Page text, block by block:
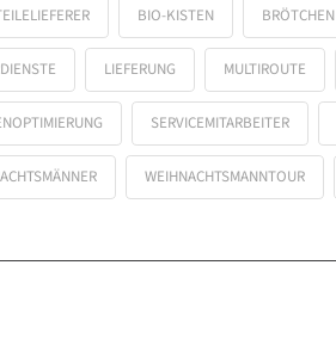
BIO-KISTEN BRÖTCHEN
LIEFERUNG MULTIROUTE
SERVICEMITARBEITER
WEIHNACHTSMANNTOUR